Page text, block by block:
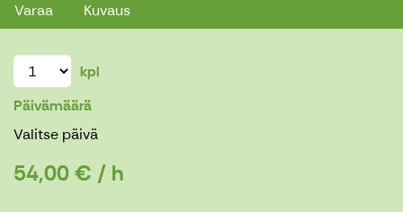
Varaa Kuvaus
kpl
Päivämäärä
Valitse päivä
54,00 € / h